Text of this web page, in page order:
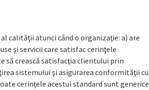
calităţii atunci când o organizaţie: a) are
şi servicii care satisfac cerinţele
să crească satisfacţia clientului prin
sistemului şi asigurarea conformităţii cu
cerinţele acestui standard sunt generice